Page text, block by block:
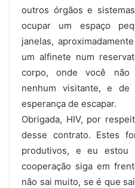
outros órgãos e
ocupar um espaço
janelas,
um alfinete num
corpo, onde você não
nenhum visitante, e
esperança de escapar.
Obrigada, HIV, por
desse contrato. Estes
produtivos, e eu estou
cooperação siga em
não sai muito, se é que